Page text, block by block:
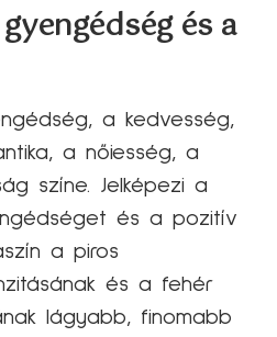
és a
a kedvesség,
a nőiesség, a
színe. Jelképezi a
és a pozitív
a piros
és a fehér
lágyabb, finomabb